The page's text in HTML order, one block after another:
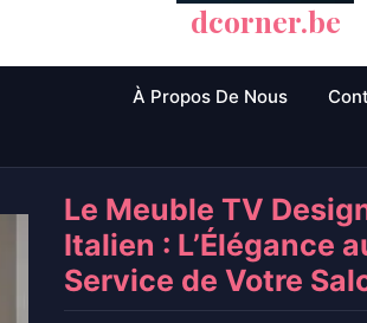
dcorner.be
À Propos De Nous
Le Meuble TV
Italien : L’Élégance
Service de Votre